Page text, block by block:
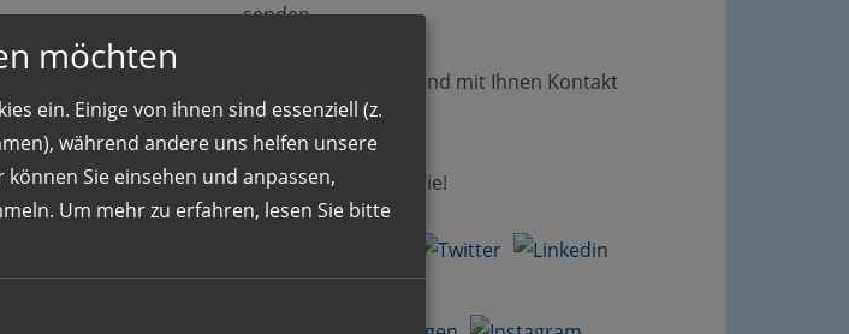
mit den
mit
und
senden.
Wir werden umgehend mit Ihnen Kontakt
aufnehmen.
Wir freuen uns auf Sie!
möchten
ein. Einige von ihnen sind essenziell (z.
während andere uns helfen unsere
Sie einsehen und anpassen,
Um mehr zu erfahren, lesen Sie bitte